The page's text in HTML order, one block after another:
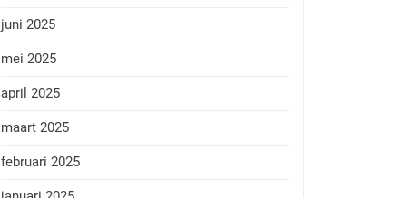
juni 2025
mei 2025
april 2025
maart 2025
februari 2025